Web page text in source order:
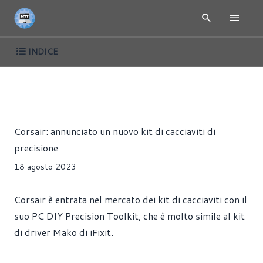
INDICE
Corsair: annunciato un nuovo kit di cacciaviti di
precisione
18 agosto 2023
Corsair è entrata nel mercato dei kit di cacciaviti con il
suo PC DIY Precision Toolkit, che è molto simile al kit
di driver Mako di iFixit.